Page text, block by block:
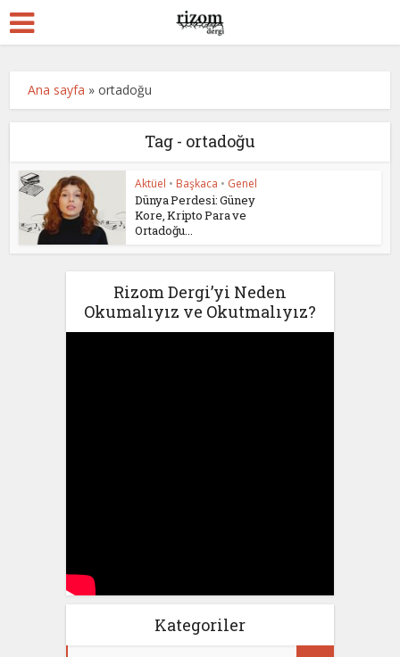
Ana sayfa »ortadoğu
Tag - ortadoğu
Aktüel • Başkaca • Genel
Dünya Perdesi: Güney
Kore, Kripto Para ve
Ortadoğu...
Rizom Dergi’yi Neden
Okumalıyız ve Okutmalıyız?
Kategoriler